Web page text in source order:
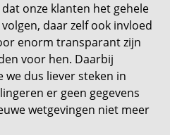
onze klanten het gehele
daar zelf ook invloed
enorm transparant zijn
voor hen. Daarbij
dus liever steken in
er geen gegevens
wetgevingen niet meer